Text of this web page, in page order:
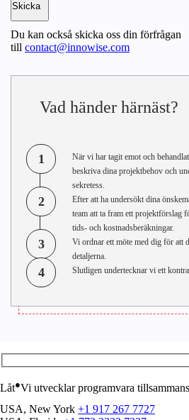
Du kan också skicka oss din förfrågan
till contact@innowise.com
Vad händer härnäst?
1
När vi har tagit emot och
beskriva dina projektbehov och
sekretess.
2
Efter att ha undersökt dina
team att ta fram ett projektförslag
tids- och kostnadsberäkningar.
3
Vi ordnar ett möte med dig för att
detaljerna.
4 Slutligen undertecknar vi ett
Låt●Vi utvecklar programvara
USA, New York +1 917 267 7727